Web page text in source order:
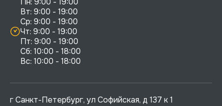
Вт: 9:00 - 19:00
Ср: 9:00 - 19:00
Чт: 9:00 - 19:00
Пт: 9:00 - 19:00
Сб: 10:00 - 18:00
г Санкт-Петербург, ул Софийская, д 137 к 1